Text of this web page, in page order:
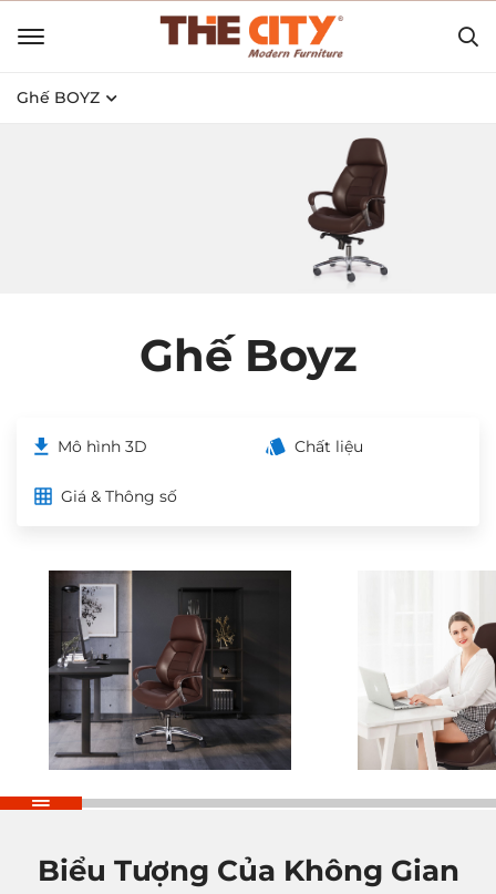
Ghế BOYZ
Ghế Boyz
Mô hình 3D Chất liệu
Giá & Thông số
Biểu Tượng Của Không Gian